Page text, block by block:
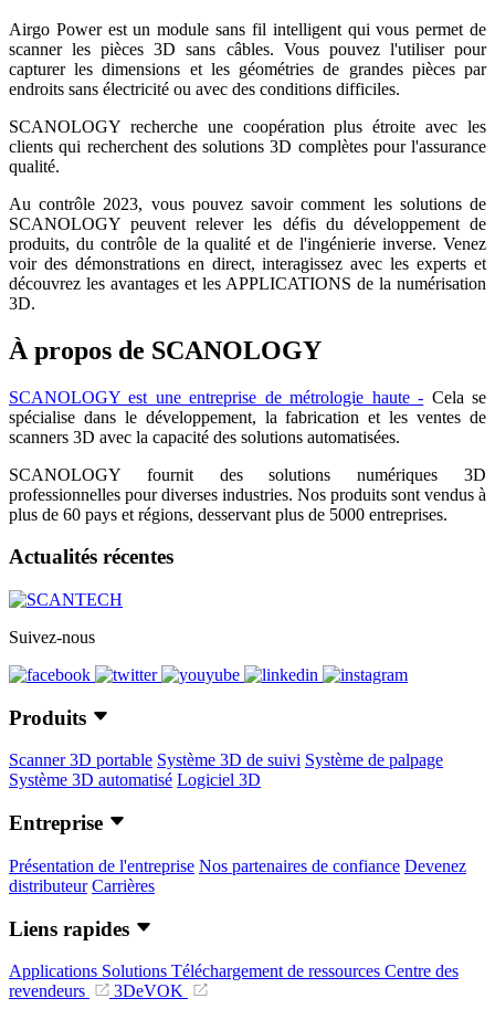
Airgo Power est un module sans fil intelligent qui vous permet de
scanner les pièces 3D sans câbles. Vous pouvez l'utiliser pour
capturer les dimensions et les géométries de grandes pièces par
endroits sans électricité ou avec des conditions difficiles.
SCANOLOGY recherche une coopération plus étroite avec les
clients qui recherchent des solutions 3D complètes pour l'assurance
qualité.
Au contrôle 2023, vous pouvez savoir comment les solutions de
SCANOLOGY peuvent relever les défis du développement de
produits, du contrôle de la qualité et de l'ingénierie inverse. Venez
voir des démonstrations en direct, interagissez avec les experts et
découvrez les avantages et les APPLICATIONS de la numérisation
3D.
À propos de SCANOLOGY
SCANOLOGY est une entreprise de métrologie haute - Cela se
spécialise dans le développement, la fabrication et les ventes de
scanners 3D avec la capacité des solutions automatisées.
SCANOLOGY fournit des solutions numériques 3D
professionnelles pour diverses industries. Nos produits sont vendus à
plus de 60 pays et régions, desservant plus de 5000 entreprises.
Actualités récentes
Suivez-nous
Produits
Scanner 3D portable Système 3D de suivi Système de palpage
Système 3D automatisé Logiciel 3D
Entreprise
Présentation de l'entreprise Nos partenaires de confiance Devenez
distributeur Carrières
Liens rapides
Applications Solutions Téléchargement de ressources Centre des
revendeurs
3DeVOK